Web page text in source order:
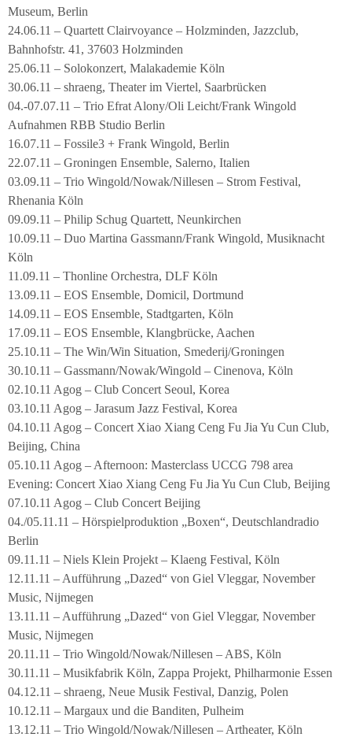
Museum, Berlin
24.06.11 – Quartett Clairvoyance – Holzminden, Jazzclub,
Bahnhofstr. 41, 37603 Holzminden
25.06.11 – Solokonzert, Malakademie Köln
30.06.11 – shraeng, Theater im Viertel, Saarbrücken
04.-07.07.11 – Trio Efrat Alony/Oli Leicht/Frank Wingold
Aufnahmen RBB Studio Berlin
16.07.11 – Fossile3 + Frank Wingold, Berlin
22.07.11 – Groningen Ensemble, Salerno, Italien
03.09.11 – Trio Wingold/Nowak/Nillesen – Strom Festival,
Rhenania Köln
09.09.11 – Philip Schug Quartett, Neunkirchen
10.09.11 – Duo Martina Gassmann/Frank Wingold, Musiknacht
Köln
11.09.11 – Thonline Orchestra, DLF Köln
13.09.11 – EOS Ensemble, Domicil, Dortmund
14.09.11 – EOS Ensemble, Stadtgarten, Köln
17.09.11 – EOS Ensemble, Klangbrücke, Aachen
25.10.11 – The Win/Win Situation, Smederij/Groningen
30.10.11 – Gassmann/Nowak/Wingold – Cinenova, Köln
02.10.11 Agog – Club Concert Seoul, Korea
03.10.11 Agog – Jarasum Jazz Festival, Korea
04.10.11 Agog – Concert Xiao Xiang Ceng Fu Jia Yu Cun Club,
Beijing, China
05.10.11 Agog – Afternoon: Masterclass UCCG 798 area
Evening: Concert Xiao Xiang Ceng Fu Jia Yu Cun Club, Beijing
07.10.11 Agog – Club Concert Beijing
04./05.11.11 – Hörspielproduktion „Boxen“, Deutschlandradio
Berlin
09.11.11 – Niels Klein Projekt – Klaeng Festival, Köln
12.11.11 – Aufführung „Dazed“ von Giel Vleggar, November
Music, Nijmegen
13.11.11 – Aufführung „Dazed“ von Giel Vleggar, November
Music, Nijmegen
20.11.11 – Trio Wingold/Nowak/Nillesen – ABS, Köln
30.11.11 – Musikfabrik Köln, Zappa Projekt, Philharmonie Essen
04.12.11 – shraeng, Neue Musik Festival, Danzig, Polen
10.12.11 – Margaux und die Banditen, Pulheim
13.12.11 – Trio Wingold/Nowak/Nillesen – Artheater, Köln